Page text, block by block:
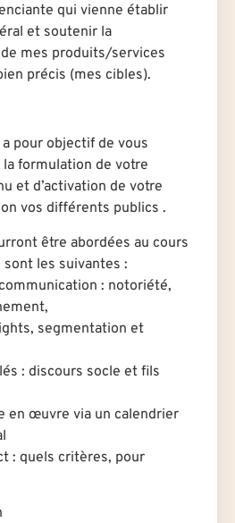
qui vienne établir
et soutenir la
mes produits/services
précis (mes cibles).
pour objectif de vous
formulation de votre
et d’activation de votre
vos différents publics .
être abordées au cours
les suivantes :
: notoriété,
segmentation et
: discours socle et fils
en œuvre via un calendrier
: quels critères, pour